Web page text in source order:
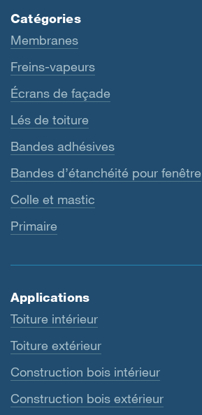
Catégories
Membranes
Freins-vapeurs
Écrans de façade
Lés de toiture
Bandes adhésives
Bandes d’étanchéité pour fenêtre
Colle et mastic
Primaire
Applications
Toiture intérieur
Toiture extérieur
Construction bois intérieur
Construction bois extérieur